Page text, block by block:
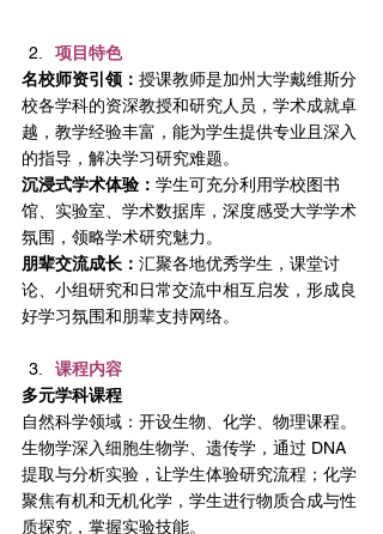
项目特色
名校师资引领： 授课教师是加州大学戴维斯分
校各学科的资深教授和研究人员，学术成就卓
越，教学经验丰富，能为学生提供专业且深入
的指导，解决学习研究难题。
沉浸式学术体验： 学生可充分利用学校图书
馆、实验室、学术数据库，深度感受大学学术
氛围，领略学术研究魅力。
朋辈交流成长： 汇聚各地优秀学生，课堂讨
论、小组研究和日常交流中相互启发，形成良
好学习氛围和朋辈支持网络。
课程内容
多元学科课程
自然科学领域：开设生物、化学、物理课程。
生物学深入细胞生物学、遗传学，通过 DNA
提取与分析实验，让学生体验研究流程；化学
聚焦有机和无机化学，学生进行物质合成与性
质探究，掌握实验技能。